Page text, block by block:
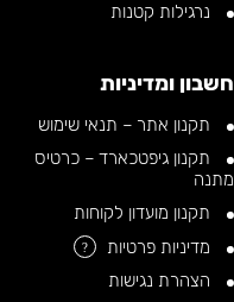
נרגילות קטנות
חשבון ומדיניות
תקנון אתר – תנאי שימוש
תקנון גיפטכארד – כרטיס
מתנה
תקנון מועדון לקוחות
מדיניות פרטיות
?
הצהרת נגישות